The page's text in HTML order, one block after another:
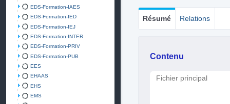
EDS-Formation-IAES
EDS-Formation-IED
EDS-Formation-IEJ
EDS-Formation-INTER
EDS-Formation-PRIV
EDS-Formation-PUB
EES
EHAAS
EHS
EMS
Résumé Relations
Contenu
Fichier principal